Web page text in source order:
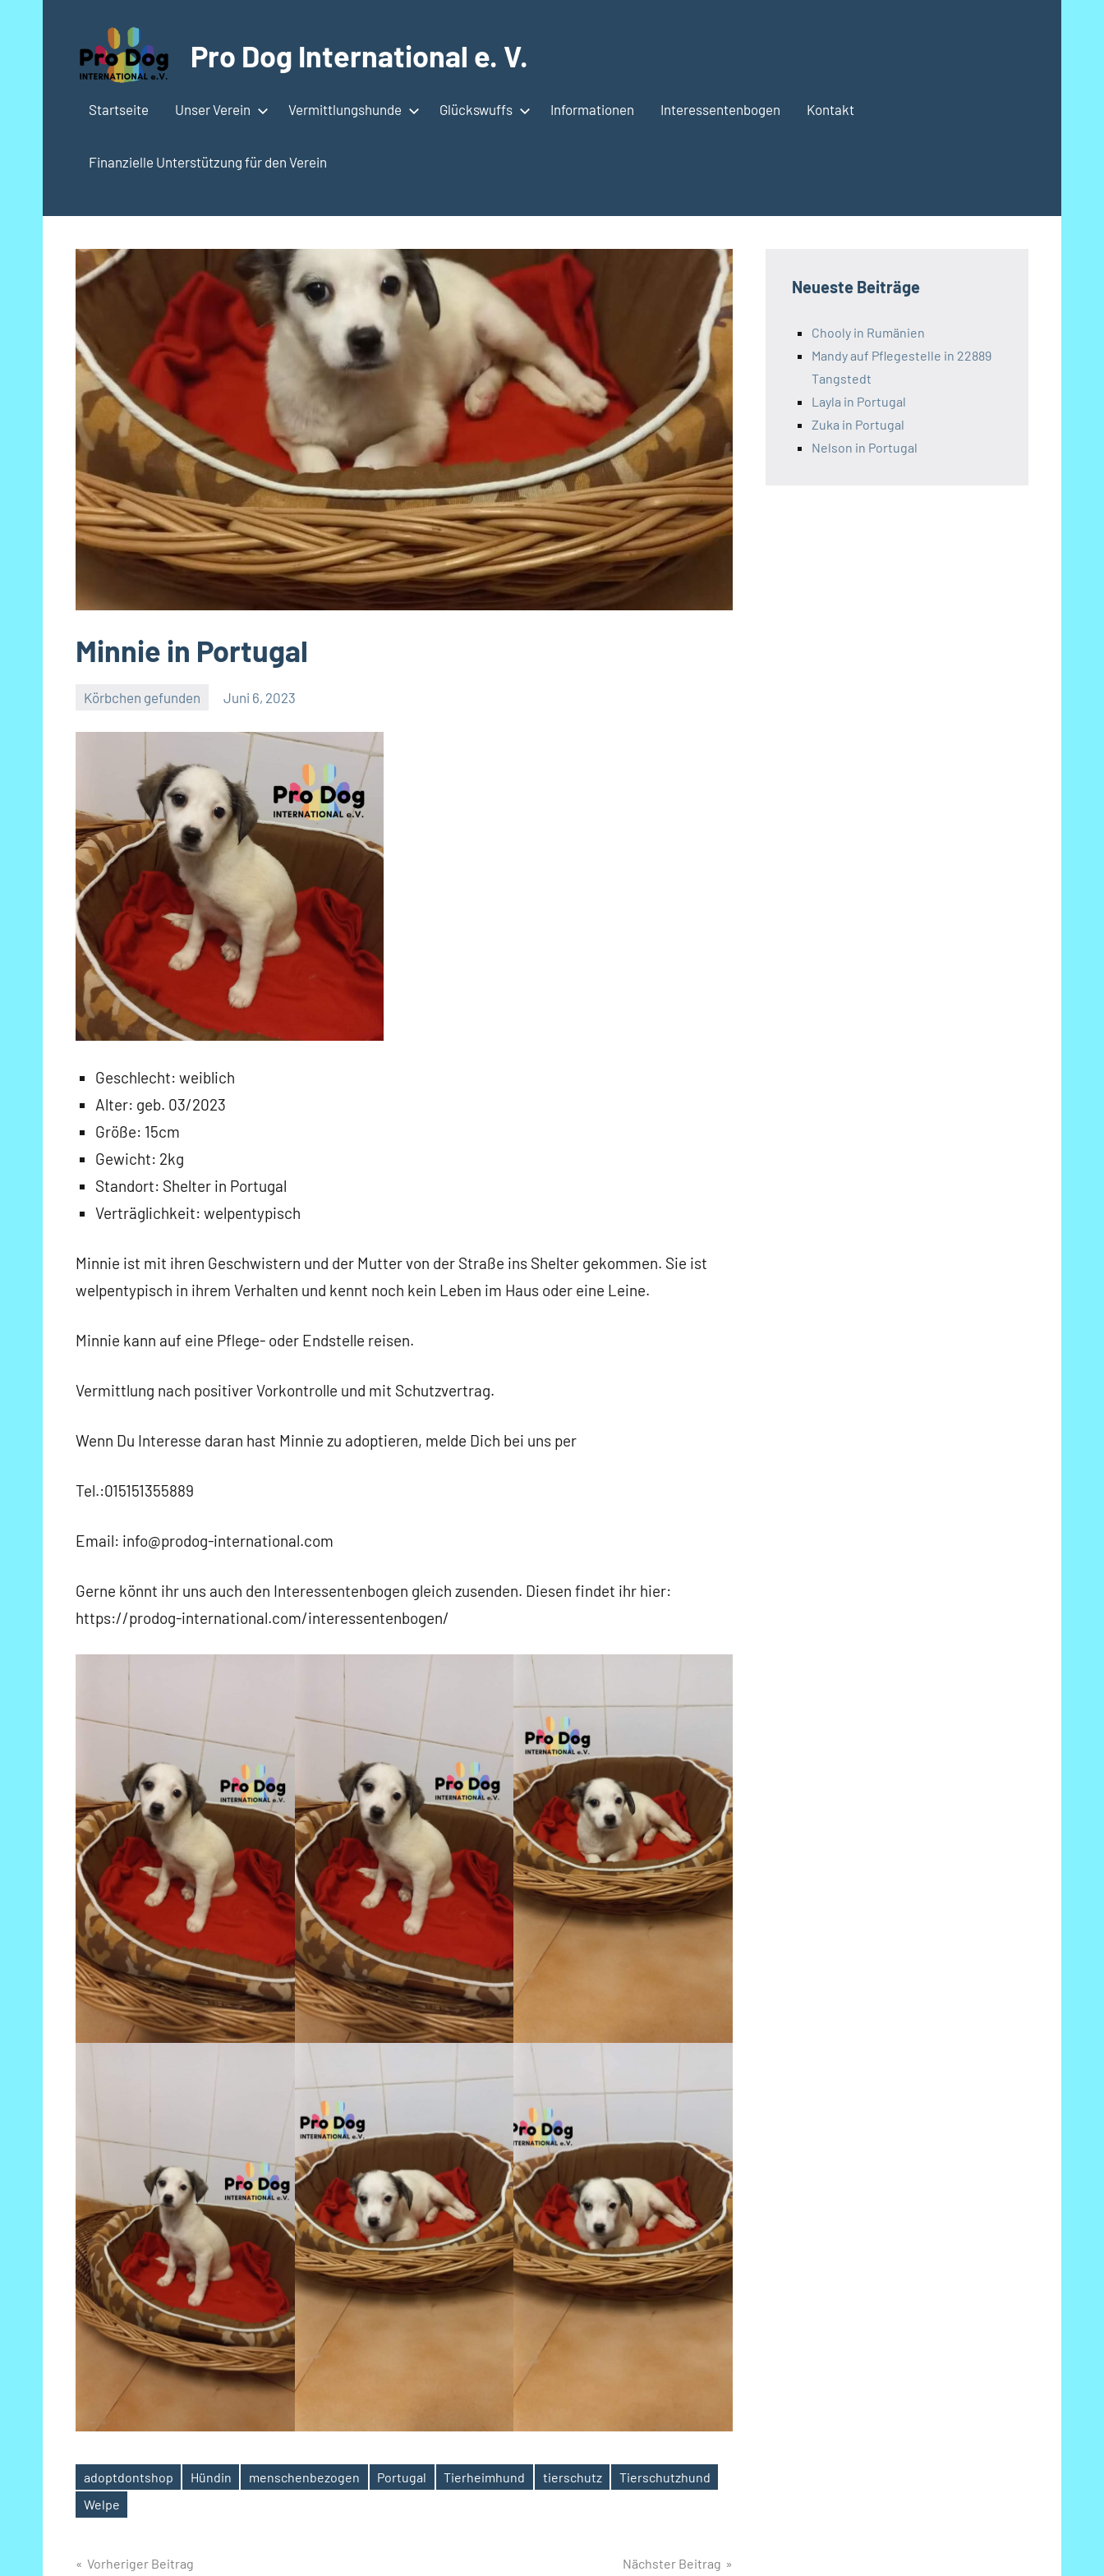
springen
Pro Dog International e. V.
Startseite Unser Verein Vermittlungshunde Glückswuffs Informationen Interessentenbogen Kontakt
Finanzielle Unterstützung für den Verein
Minnie in Portugal
Körbchen gefunden Juni 6, 2023
Geschlecht: weiblich
Alter: geb. 03/2023
Größe: 15cm
Gewicht: 2kg
Standort: Shelter in Portugal
Verträglichkeit: welpentypisch
Minnie ist mit ihren Geschwistern und der Mutter von der Straße ins Shelter gekommen. Sie ist
welpentypisch in ihrem Verhalten und kennt noch kein Leben im Haus oder eine Leine.
Minnie kann auf eine Pflege- oder Endstelle reisen.
Vermittlung nach positiver Vorkontrolle und mit Schutzvertrag.
Wenn Du Interesse daran hast Minnie zu adoptieren, melde Dich bei uns per
Tel.:015151355889
Email: info@prodog-international.com
Gerne könnt ihr uns auch den Interessentenbogen gleich zusenden. Diesen findet ihr hier:
https://prodog-international.com/interessentenbogen/
Schlagwörter
adoptdontshop Hündin menschenbezogen Portugal Tierheimhund tierschutz
Tierschutzhund
Welpe
Beitragsnavigation
Vorheriger Beitrag Nächster Beitrag
Neueste Beiträge
Chooly in Rumänien
Mandy auf Pflegestelle in 22889
Tangstedt
Layla in Portugal
Zuka in Portugal
Nelson in Portugal